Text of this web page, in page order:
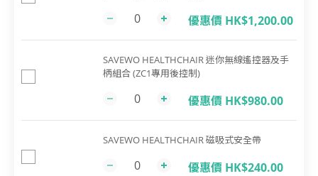
優惠價 HK$1,200.00
SAVEWO HEALTHCHAIR 迷你無線遙控器及手
柄組合 (ZC1專用後控制)
優惠價 HK$980.00
SAVEWO HEALTHCHAIR 磁吸式安全帶
優惠價 HK$240.00